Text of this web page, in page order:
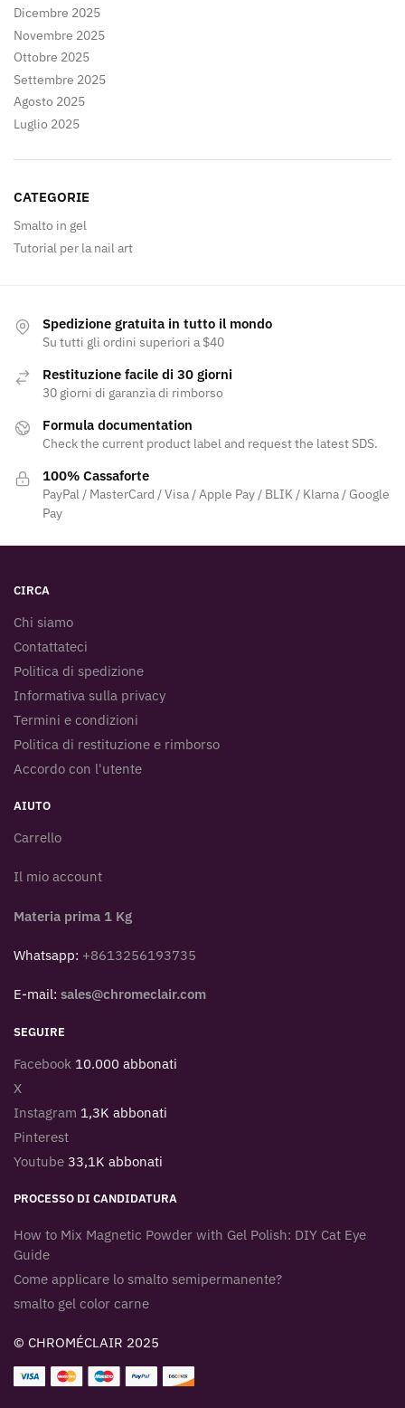
Dicembre 2025
Novembre 2025
Ottobre 2025
Settembre 2025
Agosto 2025
Luglio 2025
CATEGORIE
Smalto in gel
Tutorial per la nail art
Spedizione gratuita in tutto il mondo
Su tutti gli ordini superiori a $40
Restituzione facile di 30 giorni
30 giorni di garanzia di rimborso
Formula documentation
Check the current product label and request the latest SDS.
100% Cassaforte
PayPal / MasterCard / Visa / Apple Pay / BLIK / Klarna / Google
Pay
CIRCA
Chi siamo
Contattateci
Politica di spedizione
Informativa sulla privacy
Termini e condizioni
Politica di restituzione e rimborso
Accordo con l'utente
AIUTO
Carrello
Il mio account
Materia prima 1 Kg
Whatsapp: +8613256193735
E-mail: sales@chromeclair.com
SEGUIRE
Facebook 10.000 abbonati
X
Instagram 1,3K abbonati
Pinterest
Youtube 33,1K abbonati
PROCESSO DI CANDIDATURA
How to Mix Magnetic Powder with Gel Polish: DIY Cat Eye
Guide
Come applicare lo smalto semipermanente?
smalto gel color carne
© CHROMÉCLAIR 2025